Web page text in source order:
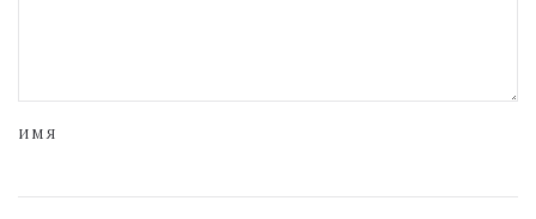
ИМЯ